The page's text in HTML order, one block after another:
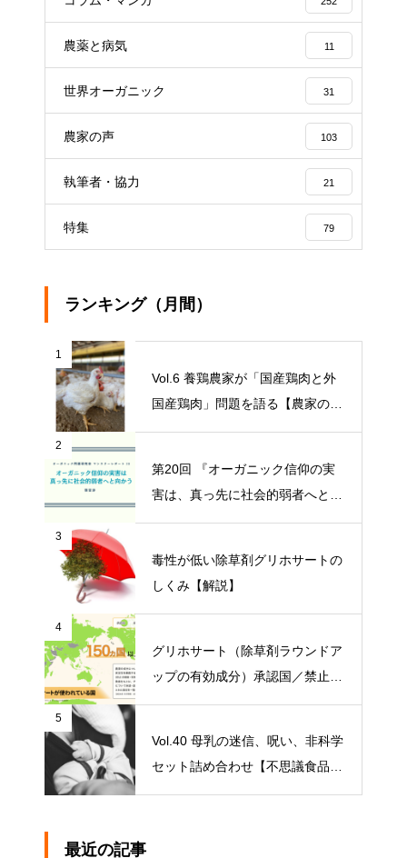
農薬と病気 11
世界オーガニック 31
農家の声 103
執筆者・協力 21
特集 79
ランキング（月間）
1
Vol.6 養鶏農家が「国産鶏肉と外
国産鶏肉」問題を語る【農家の本
音 〇〇（問題）を語る】
2
第20回 『オーガニック信仰の実
害は、真っ先に社会的弱者へと向
かう』【オーガニック問題研究会
3
毒性が低い除草剤グリホサートの
しくみ【解説】
4
グリホサート（除草剤ラウンドア
ップの有効成分）承認国／禁止国
一覧
5
Vol.40 母乳の迷信、呪い、非科学
セット詰め合わせ【不思議食品・
観察記】
最近の記事